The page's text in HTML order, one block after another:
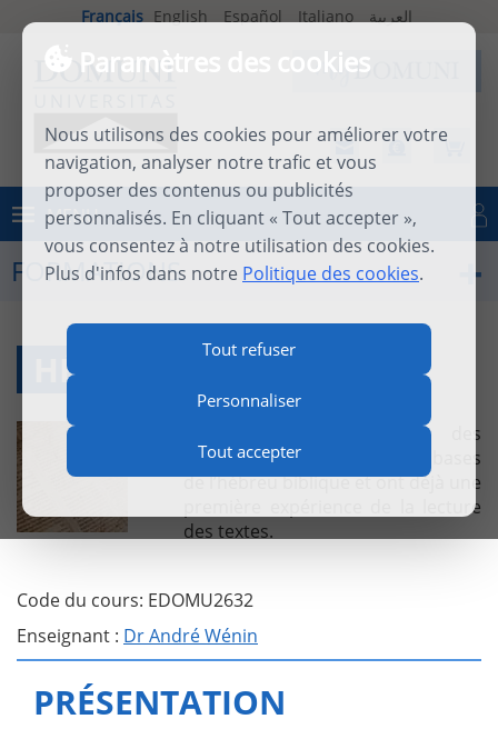
Paramètres des cookies
Nous utilisons des cookies pour améliorer votre
navigation, analyser notre trafic et vous
proposer des contenus ou publicités
personnalisés. En cliquant « Tout accepter »,
vous consentez à notre utilisation des cookies.
Plus d'infos dans notre Politique des cookies.
Tout refuser
Personnaliser
Tout accepter
Français English Español Italiano العربية
MENU Se connecter
FORMATIONS
HÉBREU BIBLIQUE IIB
L’intention est d’offrir à des
étudiants qui ont acquis les bases
de l’hébreu biblique et ont déjà une
première expérience de la lecture
des textes.
Code du cours: EDOMU2632
Enseignant : Dr André Wénin
PRÉSENTATION